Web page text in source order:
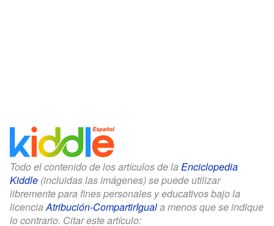
Todo el contenido de los artículos de la Enciclopedia
Kiddle (incluidas las imágenes) se puede utilizar
libremente para fines personales y educativos bajo la
licenciaAtribución-CompartirIguala menos que se indique
lo contrario. Citar este artículo: